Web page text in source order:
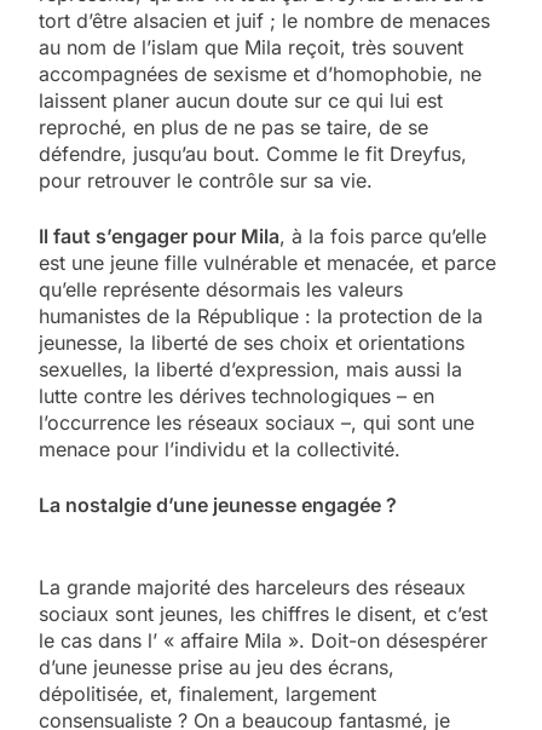
tort d’être alsacien et juif ; le nombre de menaces
au nom de l’islam que Mila reçoit, très souvent
accompagnées de sexisme et d’homophobie, ne
laissent planer aucun doute sur ce qui lui est
reproché, en plus de ne pas se taire, de se
défendre, jusqu’au bout. Comme le fit Dreyfus,
pour retrouver le contrôle sur sa vie.
Il faut s’engager pour Mila, à la fois parce qu’elle
est une jeune fille vulnérable et menacée, et parce
qu’elle représente désormais les valeurs
humanistes de la République : la protection de la
jeunesse, la liberté de ses choix et orientations
sexuelles, la liberté d’expression, mais aussi la
lutte contre les dérives technologiques – en
l’occurrence les réseaux sociaux –, qui sont une
menace pour l’individu et la collectivité.
La nostalgie d’une jeunesse engagée ?
La grande majorité des harceleurs des réseaux
sociaux sont jeunes, les chiffres le disent, et c’est
le cas dans l’ « affaire Mila ». Doit-on désespérer
d’une jeunesse prise au jeu des écrans,
dépolitisée, et, finalement, largement
consensualiste ? On a beaucoup fantasmé, je